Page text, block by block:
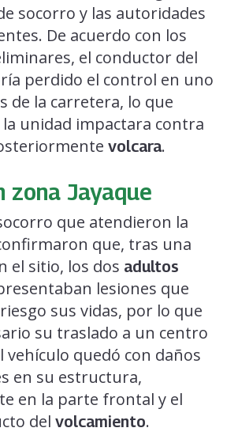
socorro y las autoridades
De acuerdo con los
el conductor del
perdido el control en uno
de la carretera, lo que
unidad impactara contra
volcara.
zona Jayaque
que atendieron la
que, tras una
el sitio, los dos adultos
lesiones que
sus vidas, por lo que
su traslado a un centro
vehículo quedó con daños
en su estructura,
en la parte frontal y el
del volcamiento.